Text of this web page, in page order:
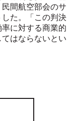
間航空部会のサ
た。「この判決
に対する商業的
はならないとい